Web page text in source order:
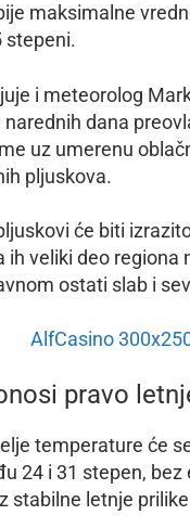
maksimalne
stepeni.
i meteorolog
narednih dana
uz umerenu
pljuskova.
će biti
ih veliki deo regiona
ostati slab i
pravo
temperature će
24 i 31 stepen, bez
stabilne letnje